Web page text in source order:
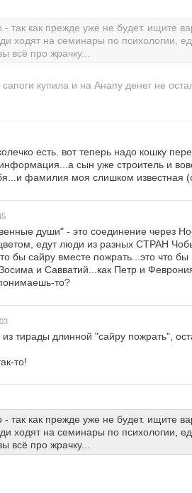
так как прежде уже не будет. ищите
ходят на семинары по психологии,
всё про жрачку...
купила и на Анапу денег не
есть. вот теперь надо кошку
сын уже строитель и
фамилия моя слишком известная
души" - это соединение через
едут люди из разных СТРАН
бы сайру вместе пожрать...это что
и Савватий...как Петр и
то?
тирады длинной "сайру пожрать",
то!
так как прежде уже не будет. ищите
ходят на семинары по психологии,
всё про жрачку...